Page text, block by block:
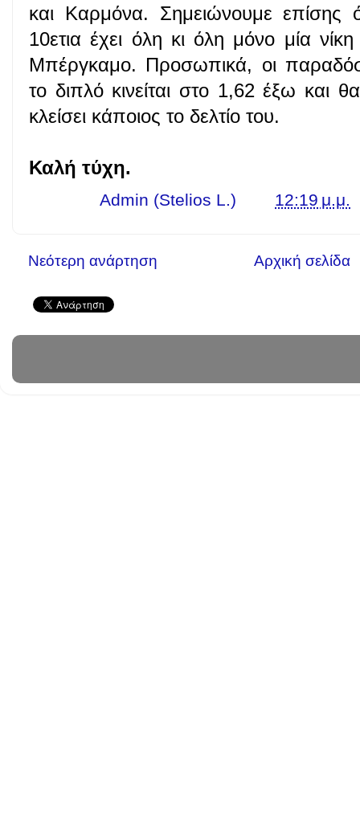
και Καρμόνα. Σημειώνουμε επίσης
10ετια έχει όλη κι όλη μόνο μία
Μπέργκαμο. Προσωπικά, οι
το διπλό κινείται στο 1,62 έξω και
κλείσει κάποιος το δελτίο του.
Καλή τύχη.
Admin (Stelios L.) 12:19 μ.μ.
Νεότερη ανάρτηση Αρχική σελίδα